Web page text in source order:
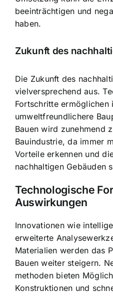
beeinträchtigen und
haben.
Zukunft des
Die Zukunft des
vielversprechend aus.
Fortschritte ermöglichen
umweltfreundlichere
Bauen wird zunehmend
Bauindustrie, da immer
Vorteile erkennen und
nachhaltigen Gebäuden
Technologische
Auswirkungen
Innovationen wie
erweiterte
Materialien werden das
Bauen weiter steigern.
methoden bieten
Konstruktionen und